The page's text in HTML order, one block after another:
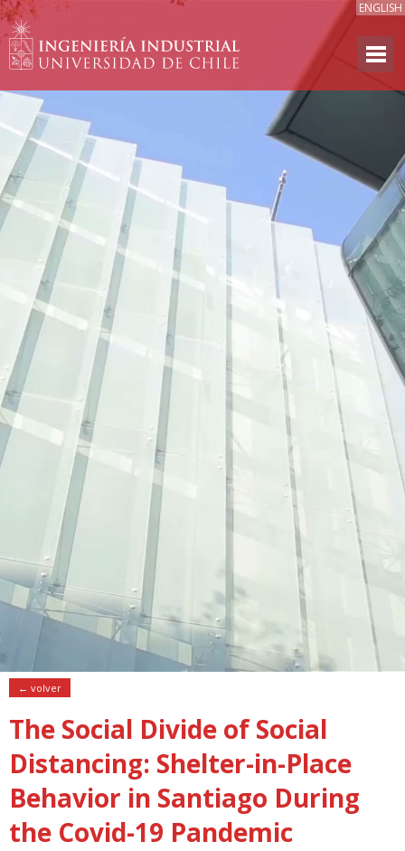
ENGLISH
← volver
The Social Divide of Social
Distancing: Shelter-in-Place
Behavior in Santiago During
the Covid-19 Pandemic